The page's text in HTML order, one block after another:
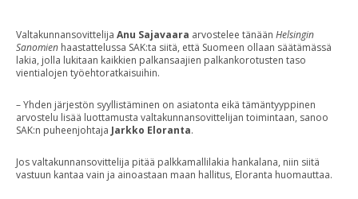
Valtakunnansovittelija Anu Sajavaara arvostelee tänään Helsingin
Sanomien haastattelussa SAK:ta siitä, että Suomeen ollaan säätämässä
lakia, jolla lukitaan kaikkien palkansaajien palkankorotusten taso
vientialojen työehtoratkaisuihin.
– Yhden järjestön syyllistäminen on asiatonta eikä tämäntyyppinen
arvostelu lisää luottamusta valtakunnansovittelijan toimintaan, sanoo
SAK:n puheenjohtaja Jarkko Eloranta.
Jos valtakunnansovittelija pitää palkkamallilakia hankalana, niin siitä
vastuun kantaa vain ja ainoastaan maan hallitus, Eloranta huomauttaa.